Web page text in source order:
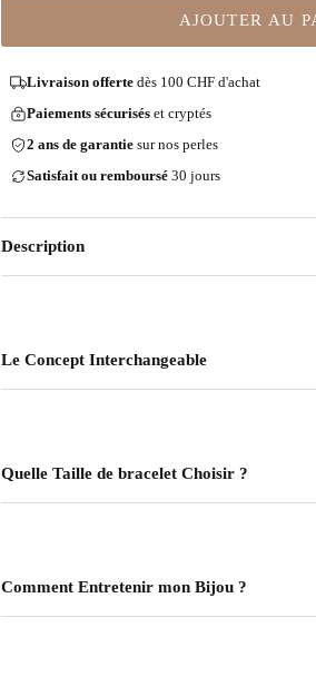
AJOUTER AU
Livraison offertedès 100 CHF d'achat
Paiements sécuriséset cryptés
2 ans de garantiesur nos perles
Satisfait ou remboursé30 jours
Description
Le Concept Interchangeable
Quelle Taille de bracelet Choisir ?
Comment Entretenir mon Bijou ?